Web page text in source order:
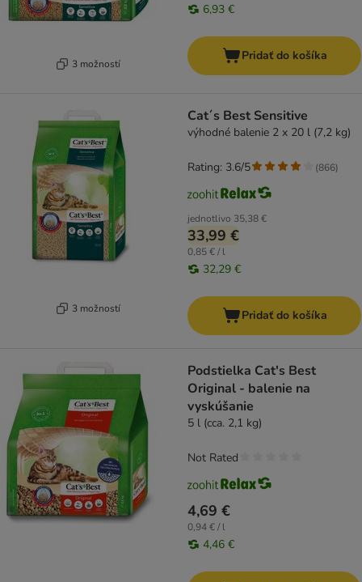
3 možností
6,93 €
Pridať do košíka
3 možností
Cat´s Best Sensitive
výhodné balenie 2 x 20 l (7,2 kg)
jednotlivo 35,38 €
33,99 €
0,85 € / l
32,29 €
Rating: 3.6/5 (866)
Pridať do košíka
Podstielka Cat's Best
Original - balenie na
vyskúšanie
5 l (cca. 2,1 kg)
4,69 €
0,94 € / l
4,46 €
Not Rated